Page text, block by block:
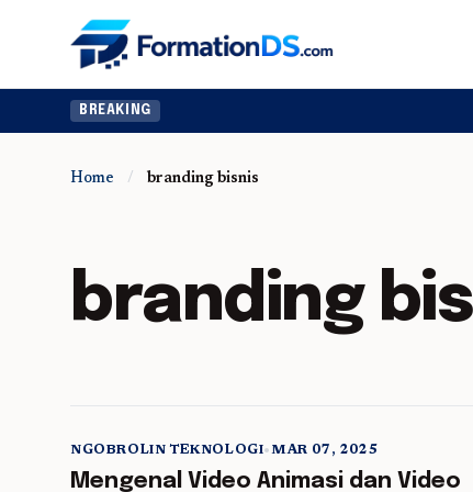
BREAKING
Home / branding bisnis
branding
5 min read
NGOBROLIN TEKNOLOGI•MAR 07, 2025
Mengenal Video Animasi dan Video